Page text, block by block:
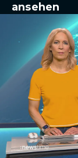
ansehen